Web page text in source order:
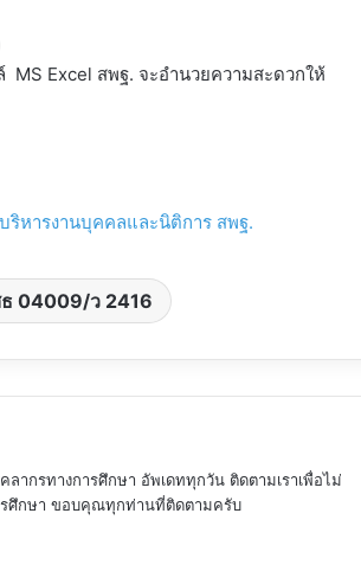
MS Excel สพฐ. จะอำนวยความสะดวกให้
หารงานบุคคลและนิติการ สพฐ.
04009/ว 2416
ลากรทางการศึกษา อัพเดททุกวัน ติดตามเราเพื่อไม่
รศึกษา ขอบคุณทุกท่านที่ติดตามครับ